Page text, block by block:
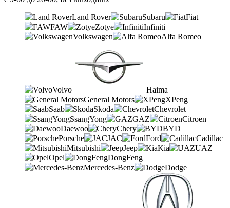
Land Rover Subaru
Fiat
FAW
Zotye
Infiniti
Volkswagen
Alfa Romeo
Volvo
Haima
General Motors
XPeng
Saab
Skoda
Chevrolet
SsangYong
GAZ
Citroen
Daewoo
Chery
BYD
Porsche
JAC Ford
Cadillac
Mitsubishi
Jeep Kia
UAZ
Opel
DongFeng
Mercedes-Benz
Dodge